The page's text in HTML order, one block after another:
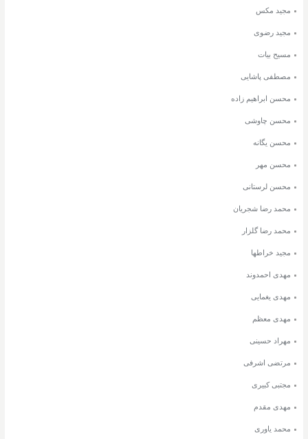
مجید مکس
مجید رضوی
مسیح بیات
مصطفی پاشایی
محسن ابراهیم زاده
محسن چاوشی
محسن یگانه
محسن مهر
محسن لرستانی
محمد رضا شجریان
محمد رضا گلزار
مجید خراطها
مهدی احمدوند
مهدی یغمایی
مهدی معظم
مهراد حسینی
مرتضی اشرفی
مجتبی کبیری
مهدی مقدم
محمد یاوری